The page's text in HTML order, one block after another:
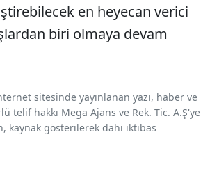
en heyecan verici
biri olmaya devam
sitesinde yayınlanan yazı, haber ve
telif hakkı Mega Ajans ve Rek. Tic. A.Ş'ye
kaynak gösterilerek dahi iktibas